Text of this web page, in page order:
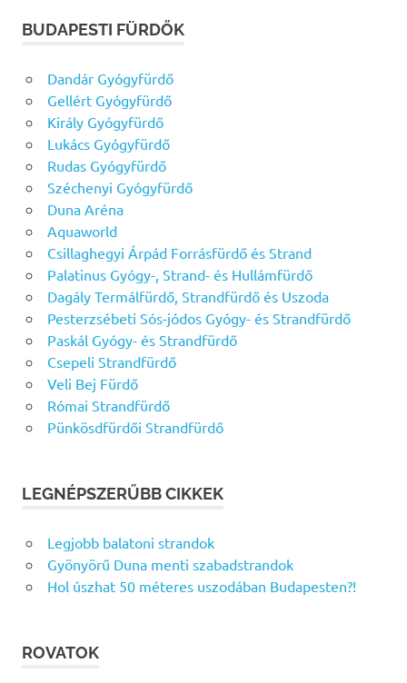
BUDAPESTI FÜRDŐK
Dandár Gyógyfürdő
Gellért Gyógyfürdő
Király Gyógyfürdő
Lukács Gyógyfürdő
Rudas Gyógyfürdő
Széchenyi Gyógyfürdő
Duna Aréna
Aquaworld
Csillaghegyi Árpád Forrásfürdő és Strand
Palatinus Gyógy-, Strand- és Hullámfürdő
Dagály Termálfürdő, Strandfürdő és Uszoda
Pesterzsébeti Sós-jódos Gyógy- és Strandfürdő
Paskál Gyógy- és Strandfürdő
Csepeli Strandfürdő
Veli Bej Fürdő
Római Strandfürdő
Pünkösdfürdői Strandfürdő
LEGNÉPSZERŰBB CIKKEK
Legjobb balatoni strandok
Gyönyörű Duna menti szabadstrandok
Hol úszhat 50 méteres uszodában Budapesten?!
ROVATOK